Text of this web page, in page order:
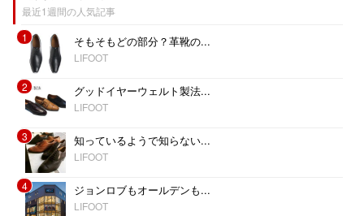
最近1週間の人気記事
1
そもそもどの部分？革靴の...
LIFOOT
2 グッドイヤーウェルト製法...
LIFOOT
3 知っているようで知らない...
LIFOOT
4 ジョンロブもオールデンも...
LIFOOT